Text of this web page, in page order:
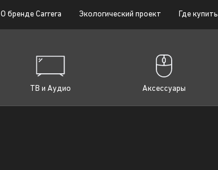
О бренде Carrera Экологический проект Где купить
ТВ и Аудио Аксессуары